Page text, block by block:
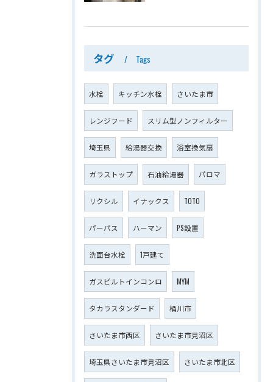
タグ Tags
水栓 キッチン水栓 さいたま市
レンジフード スリム型ノンフィルター
埼玉県 給湯器交換 浴室換気扇
ガラストップ 石油給湯器 パロマ
リクシル イナックス TOTO
パーパス ハーマン PS設置
洗面台水栓 1戸建て
ガスビルトインコンロ MYM
タカラスタンダード 桶川市
さいたま市西区 さいたま市見沼区
埼玉県さいたま市見沼区 さいたま市北区